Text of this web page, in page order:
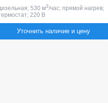
530 м3/час; прямой нагрев;
220 В
Уточнить наличие и цену